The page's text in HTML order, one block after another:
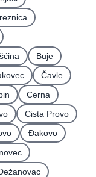
Buje
Čavle
Cerna
Cista Provo
Ðakovo